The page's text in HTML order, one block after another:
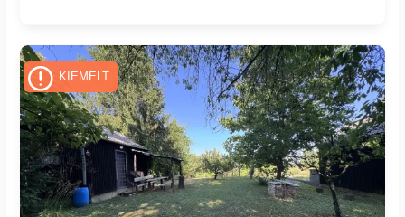
Azonosító: 3712_csaszi
KIEMELT